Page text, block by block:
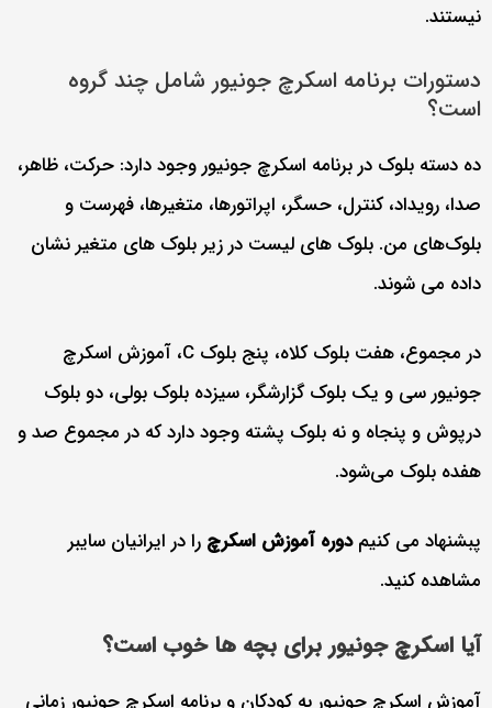
نیستند.
دستورات برنامه اسکرچ جونیور شامل چند گروه
است؟
ده دسته بلوک در برنامه اسکرچ جونیور وجود دارد: حرکت، ظاهر،
صدا، رویداد، کنترل، حسگر، اپراتورها، متغیرها، فهرست و
بلوک‌های من. بلوک های لیست در زیر بلوک های متغیر نشان
داده می شوند.
در مجموع، هفت بلوک کلاه، پنج بلوک C، آموزش اسکرچ
جونیور سی و یک بلوک گزارشگر، سیزده بلوک بولی، دو بلوک
درپوش و پنجاه و نه بلوک پشته وجود دارد که در مجموع صد و
هفده بلوک می‌شود.
پبشنهاد می کنیمدوره آموزش اسکرچ را در ایرانیان سایبر
مشاهده کنید.
آیا اسکرچ جونیور برای بچه ها خوب است؟
آموزش اسکرچ جونیور به کودکان و برنامه اسکرچ جونیور زمانی